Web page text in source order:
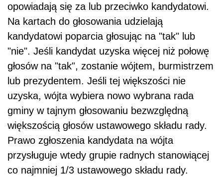
opowiadają się za lub przeciwko kandydatowi.
Na kartach do głosowania udzielają
kandydatowi poparcia głosując na "tak" lub
"nie". Jeśli kandydat uzyska więcej niż połowę
głosów na "tak", zostanie wójtem, burmistrzem
lub prezydentem. Jeśli tej większości nie
uzyska, wójta wybiera nowo wybrana rada
gminy w tajnym głosowaniu bezwzględną
większością głosów ustawowego składu rady.
Prawo zgłoszenia kandydata na wójta
przysługuje wtedy grupie radnych stanowiącej
co najmniej 1/3 ustawowego składu rady.